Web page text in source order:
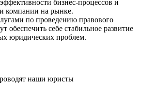
бизнес-процессов и
компании на рынке.
по проведению правового
обеспечить себе стабильное развитие
юридических проблем.
наши юристы